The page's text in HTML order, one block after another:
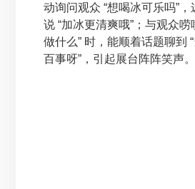
动询问观众 “想喝冰可乐吗”
说 “加冰更清爽哦”；与观众唠
做什么” 时，能顺着话题聊到
百事呀”，引起展台阵阵笑声。